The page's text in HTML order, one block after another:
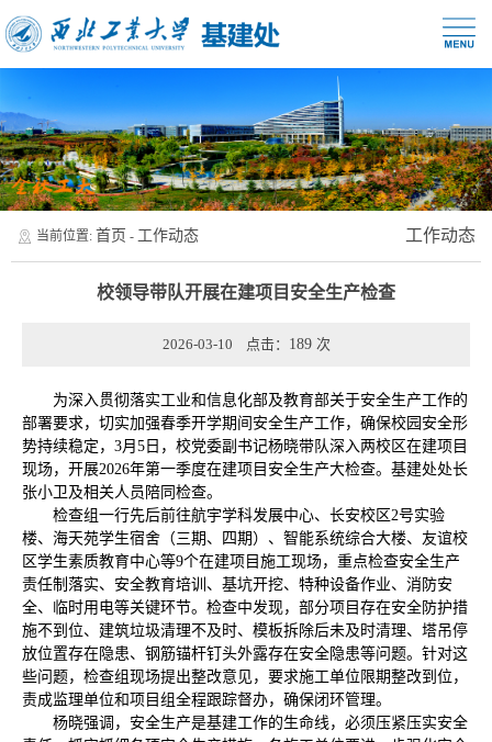
当前位置: 首页 - 工作动态 工作动态
校领导带队开展在建项目安全生产检查
2026-03-10 点击： 189 次
为深入贯彻落实工业和信息化部及教育部关于安全生产工作的
部署要求，切实加强春季开学期间安全生产工作，确保校园安全形
势持续稳定，3月5日，校党委副书记杨晓带队深入两校区在建项目
现场，开展2026年第一季度在建项目安全生产大检查。基建处处长
张小卫及相关人员陪同检查。
检查组一行先后前往航宇学科发展中心、长安校区2号实验
楼、海天苑学生宿舍（三期、四期）、智能系统综合大楼、友谊校
区学生素质教育中心等9个在建项目施工现场，重点检查安全生产
责任制落实、安全教育培训、基坑开挖、特种设备作业、消防安
全、临时用电等关键环节。检查中发现，部分项目存在安全防护措
施不到位、建筑垃圾清理不及时、模板拆除后未及时清理、塔吊停
放位置存在隐患、钢筋锚杆钉头外露存在安全隐患等问题。针对这
些问题，检查组现场提出整改意见，要求施工单位限期整改到位，
责成监理单位和项目组全程跟踪督办，确保闭环管理。
杨晓强调，安全生产是基建工作的生命线，必须压紧压实安全